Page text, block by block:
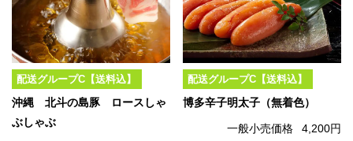
配送グループC【送料込】
沖縄 北斗の島豚 ロースしゃ
ぶしゃぶ
配送グループC【送料込】
博多辛子明太子（無着色）
一般小売価格 4,200円